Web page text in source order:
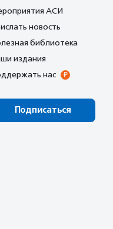
АСИ
новость
библиотека
издания
нас
Подписаться